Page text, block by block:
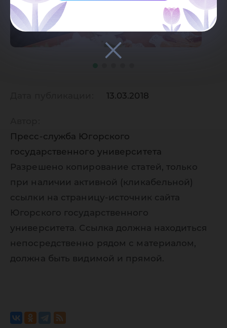
13.03.2018
Пресс-служба Югорского
государственного университета
Разрешено копирование статей, только
при наличии активной (кликабельной)
ссылки на страницу-источник сайта
Югорского государственного
университета. Ссылка должна находиться
непосредственно рядом с материалом,
должна быть видимой и прямой.